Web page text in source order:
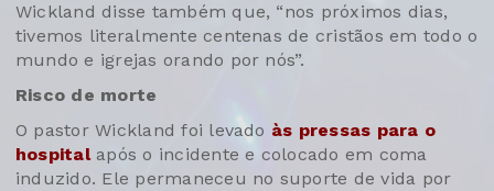
Wickland disse também que, “nos próximos dias,
tivemos literalmente centenas de cristãos em todo o
mundo e igrejas orando por nós”.
Risco de morte
O pastor Wickland foi levado às pressas para o
hospital após o incidente e colocado em coma
induzido. Ele permaneceu no suporte de vida por